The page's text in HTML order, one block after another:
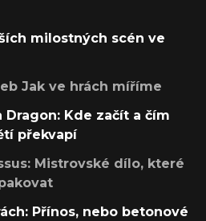
milostných scén ve
Jak ve hrách míříme
Dragon: Kde začít a čím
překvapí
Mistrovské dílo, které
Přínos, nebo betonové